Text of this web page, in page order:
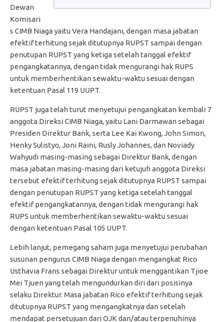
Dewan
Komisari
s CIMB Niaga yaitu Vera Handajani, dengan masa jabatan
efektif terhitung sejak ditutupnya RUPST sampai dengan
penutupan RUPST yang ketiga setelah tanggal efektif
pengangkatannya, dengan tidak mengurangi hak RUPS
untuk memberhentikan sewaktu-waktu sesuai dengan
ketentuan Pasal 119 UUPT.
RUPST juga telah turut menyetujui pengangkatan kembali 7
anggota Direksi CIMB Niaga, yaitu Lani Darmawan sebagai
Presiden Direktur Bank, serta Lee Kai Kwong, John Simon,
Henky Sulistyo, Joni Raini, Rusly Johannes, dan Noviady
Wahyudi masing-masing sebagai Direktur Bank, dengan
masa jabatan masing-masing dari ketujuh anggota Direksi
tersebut efektif terhitung sejak ditutupnya RUPST sampai
dengan penutupan RUPST yang ketiga setelah tanggal
efektif pengangkatannya, dengan tidak mengurangi hak
RUPS untuk memberhentikan sewaktu-waktu sesuai
dengan ketentuan Pasal 105 UUPT.
Lebih lanjut, pemegang saham juga menyetujui perubahan
susunan pengurus CIMB Niaga dengan mengangkat Rico
Usthavia Frans sebagai Direktur untuk menggantikan Tjioe
Mei Tjuen yang telah mengundurkan diri dari posisinya
selaku Direktur. Masa jabatan Rico efektif terhitung sejak
ditutupnya RUPST yang mengangkatnya dan setelah
mendapat persetujuan dari OJK dan/atau terpenuhinya